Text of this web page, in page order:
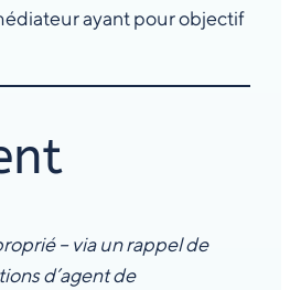
ayant pour objectif
– via un rappel de
d’agent de